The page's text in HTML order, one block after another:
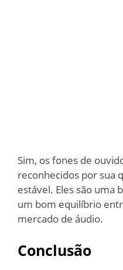
Sim, os fones de
reconhecidos por sua
estável. Eles são uma
um bom equilíbrio
mercado de áudio.
Conclusão